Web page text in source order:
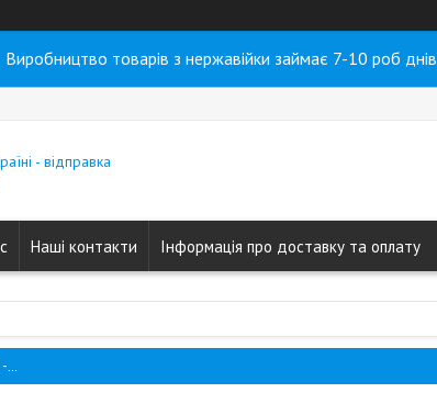
Виробництво товарів з нержавійки займає 7-10 роб днів
- відправка
Наші контакти Інформація про доставку та оплату